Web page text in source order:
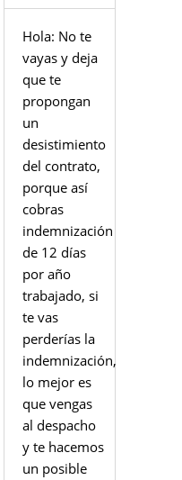
Hola: No te
vayas y deja
que te
propongan
un
desistimiento
del contrato,
porque así
cobras
indemnización
de 12 días
por año
trabajado, si
te vas
perderías la
indemnización,
lo mejor es
que vengas
al despacho
y te hacemos
un posible